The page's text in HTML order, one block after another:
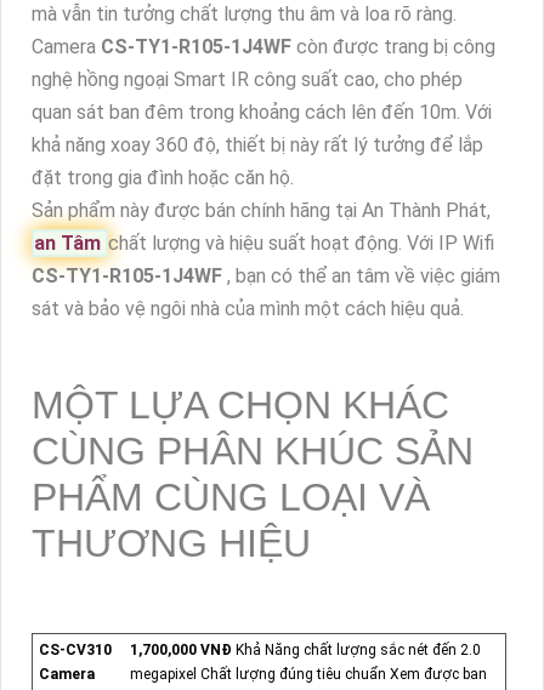
mà vẫn tin tưởng chất lượng thu âm và loa rõ ràng.
Camera CS-TY1-R105-1J4WF còn được trang bị công
nghệ hồng ngoại Smart IR công suất cao, cho phép
quan sát ban đêm trong khoảng cách lên đến 10m. Với
khả năng xoay 360 độ, thiết bị này rất lý tưởng để lắp
đặt trong gia đình hoặc căn hộ.
Sản phẩm này được bán chính hãng tại An Thành Phát,
an Tâm chất lượng và hiệu suất hoạt động. Với IP Wifi
CS-TY1-R105-1J4WF , bạn có thể an tâm về việc giám
sát và bảo vệ ngôi nhà của mình một cách hiệu quả.
MỘT LỰA CHỌN KHÁC
CÙNG PHÂN KHÚC SẢN
PHẨM CÙNG LOẠI VÀ
THƯƠNG HIỆU
CS-CV310
Camera
1,700,000 VNĐ Khả Năng chất lượng sắc nét đến 2.0
megapixel Chất lượng đúng tiêu chuẩn Xem được ban